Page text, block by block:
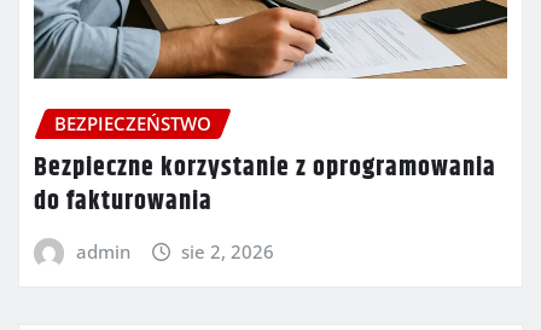
BEZPIECZEŃSTWO
Bezpieczne korzystanie z oprogramowania
do fakturowania
admin sie 2, 2026